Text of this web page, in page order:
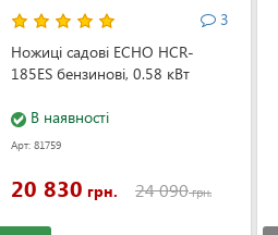
3
Ножиці садові ECHO HCR-
185ES бензинові, 0.58 кВт
В наявності
Арт: 81759
20 830 грн. 24 090грн.